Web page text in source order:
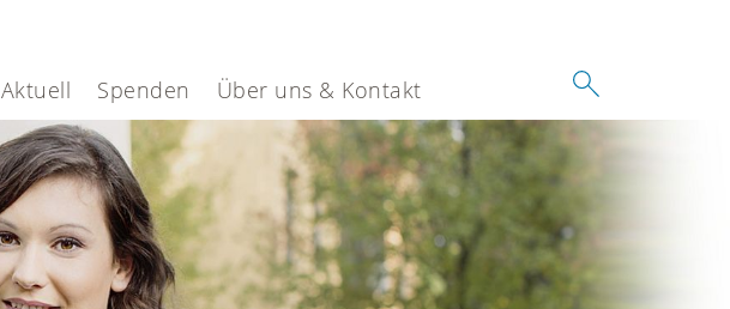
Aktuell Spenden Über uns & Kontakt